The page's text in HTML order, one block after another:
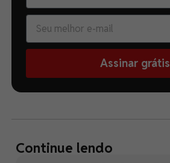
Assinar grátis
Continue lendo